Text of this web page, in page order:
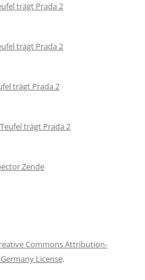
trägt Prada 2
trägt Prada 2
trägt Prada 2
trägt Prada 2
Zende
Commons Attribution-
License.